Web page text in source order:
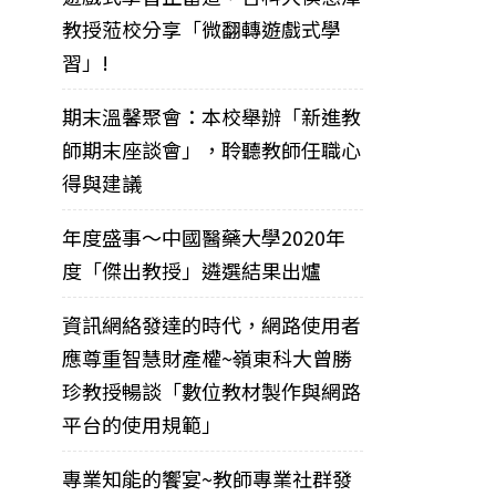
教授蒞校分享「微翻轉遊戲式學
習」!
期末溫馨聚會：本校舉辦「新進教
師期末座談會」，聆聽教師任職心
得與建議
年度盛事～中國醫藥大學2020年
度「傑出教授」遴選結果出爐
資訊網絡發達的時代，網路使用者
應尊重智慧財產權~嶺東科大曾勝
珍教授暢談「數位教材製作與網路
平台的使用規範」
專業知能的饗宴~教師專業社群發